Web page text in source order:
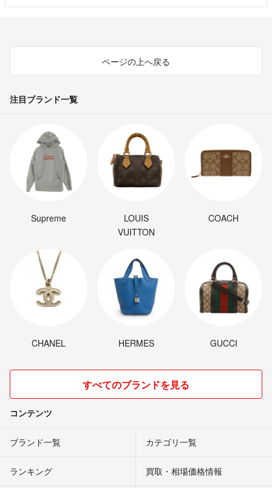
交渉中におきましては、即購入された方を優先とさせて頂きます。
の見落としがあるかも知れません。細かい事が気になる方・神経質な方
商品によって、直接取り引きを行う商品もあります。その場合は、その
場で状態確認と受け取り評価をお願い致します。
他のサイトにも出品している為、予告なく終了・削除する場合がござい
こちらに記載している事については、コメント等していただいても返事
は致しませんのでよろしくお願い致します。
少しでも皆様と気持ちの良い取引をしたいと思っております。不明な点
などありましたらコメントを頂ければ対応致します。どうぞ宜しくお願
い致します。
ページの上へ戻る
注目ブランド一覧
Supreme
LOUIS
VUITTON
COACH
CHANEL HERMES GUCCI
すべてのブランドを見る
コンテンツ
ブランド一覧 カテゴリ一覧
ランキング 買取・相場価格情報